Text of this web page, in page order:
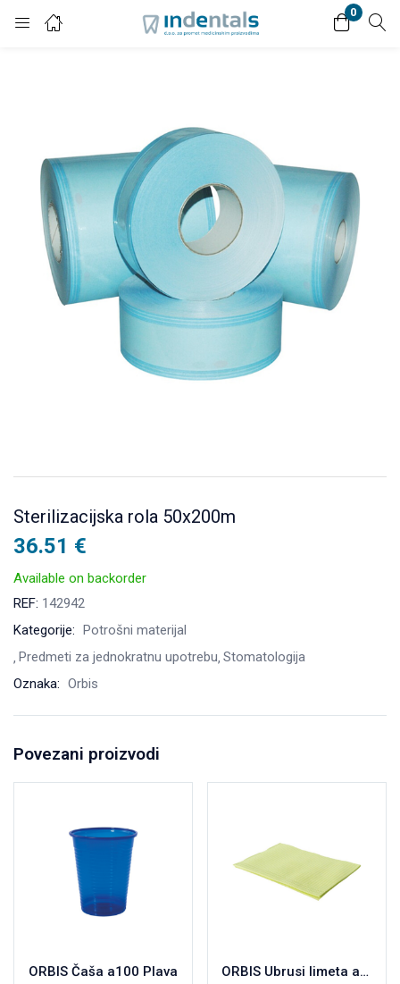
0
Login
Remember me Lost password?
Sterilizacijska rola 50x200m
36.51 €
Available on backorder
REF: 142942
Kategorije: Potrošni materijal
Predmeti za jednokratnu upotrebu Stomatologija
Oznaka: Orbis
Povezani proizvodi
ORBIS Čaša a100 Plava ORBIS Ubrusi limeta a500